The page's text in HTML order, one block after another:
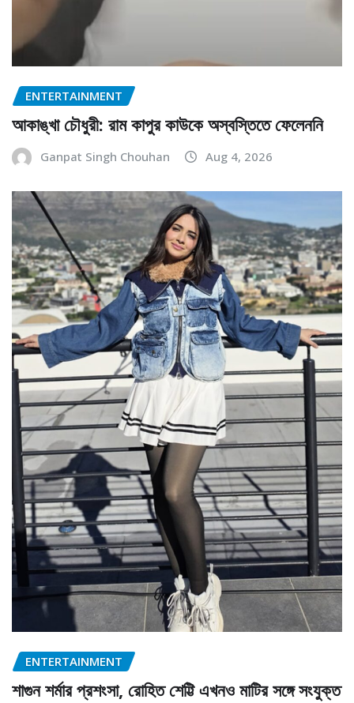
ENTERTAINMENT
আকাঙ্খা চৌধুরী: রাম কাপুর কাউকে অস্বস্তিতে ফেলেননি
Ganpat Singh Chouhan Aug 4, 2026
ENTERTAINMENT
শাগুন শর্মার প্রশংসা, রোহিত শেট্টি এখনও মাটির সঙ্গে সংযুক্ত